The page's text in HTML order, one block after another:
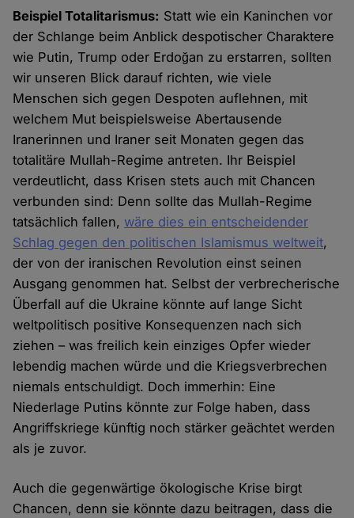
Beispiel Totalitarismus: Statt wie ein Kaninchen vor
der Schlange beim Anblick despotischer Charaktere
wie Putin, Trump oder Erdoğan zu erstarren, sollten
wir unseren Blick darauf richten, wie viele
Menschen sich gegen Despoten auflehnen, mit
welchem Mut beispielsweise Abertausende
Iranerinnen und Iraner seit Monaten gegen das
totalitäre Mullah-Regime antreten. Ihr Beispiel
verdeutlicht, dass Krisen stets auch mit Chancen
verbunden sind: Denn sollte das Mullah-Regime
tatsächlich fallen, wäre dies ein entscheidender
Schlag gegen den politischen Islamismus weltweit,
der von der iranischen Revolution einst seinen
Ausgang genommen hat. Selbst der verbrecherische
Überfall auf die Ukraine könnte auf lange Sicht
weltpolitisch positive Konsequenzen nach sich
ziehen – was freilich kein einziges Opfer wieder
lebendig machen würde und die Kriegsverbrechen
niemals entschuldigt. Doch immerhin: Eine
Niederlage Putins könnte zur Folge haben, dass
Angriffskriege künftig noch stärker geächtet werden
als je zuvor.
Auch die gegenwärtige ökologische Krise birgt
Chancen, denn sie könnte dazu beitragen, dass die